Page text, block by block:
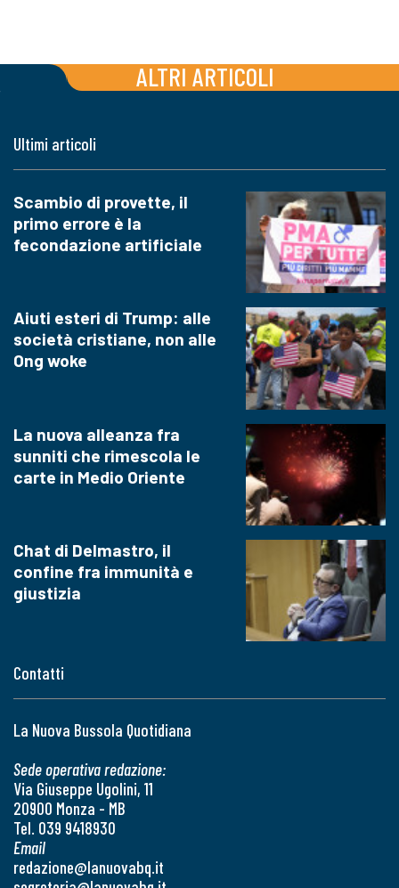
ALTRI ARTICOLI
Contatti
La Nuova Bussola Quotidiana
Sede operativa redazione:
Via Giuseppe Ugolini, 11
20900 Monza - MB
Tel. 039 9418930
Email
redazione@lanuovabq.it
Ultimi articoli
Scambio di provette, il
primo errore è la
fecondazione artificiale
Aiuti esteri di Trump: alle
società cristiane, non alle
Ong woke
La nuova alleanza fra
sunniti che rimescola le
carte in Medio Oriente
Chat di Delmastro, il
confine fra immunità e
giustizia